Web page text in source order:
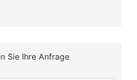
Sie Ihre Anfrage